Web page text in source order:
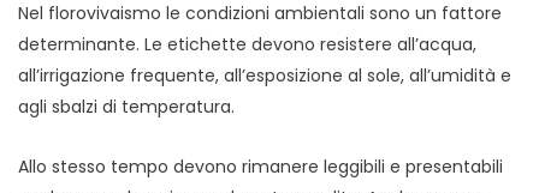
Nel florovivaismo le condizioni ambientali sono un fattore
determinante. Le etichette devono resistere all’acqua,
all’irrigazione frequente, all’esposizione al sole, all’umidità e
agli sbalzi di temperatura.
Allo stesso tempo devono rimanere leggibili e presentabili